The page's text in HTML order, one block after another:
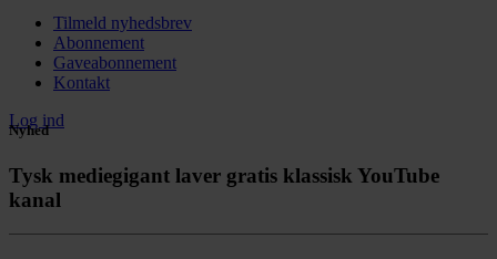
Tilmeld nyhedsbrev
Abonnement
Gaveabonnement
Kontakt
Log ind
Nyhed
Tysk mediegigant laver gratis klassisk YouTube
kanal